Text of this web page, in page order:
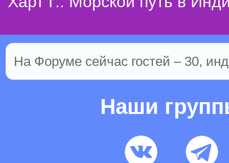
На Форуме сейчас гостей – 30,
Наши